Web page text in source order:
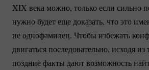
XIX века можно, только если сильно
нужно будет еще доказать, что это
не однофамилец. Чтобы избежать
двигаться последовательно, исходя из
поздние факты дают возможность